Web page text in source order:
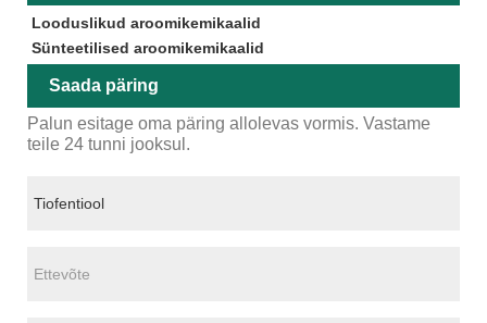
Looduslikud aroomikemikaalid
Sünteetilised aroomikemikaalid
Saada päring
Palun esitage oma päring allolevas vormis. Vastame
teile 24 tunni jooksul.